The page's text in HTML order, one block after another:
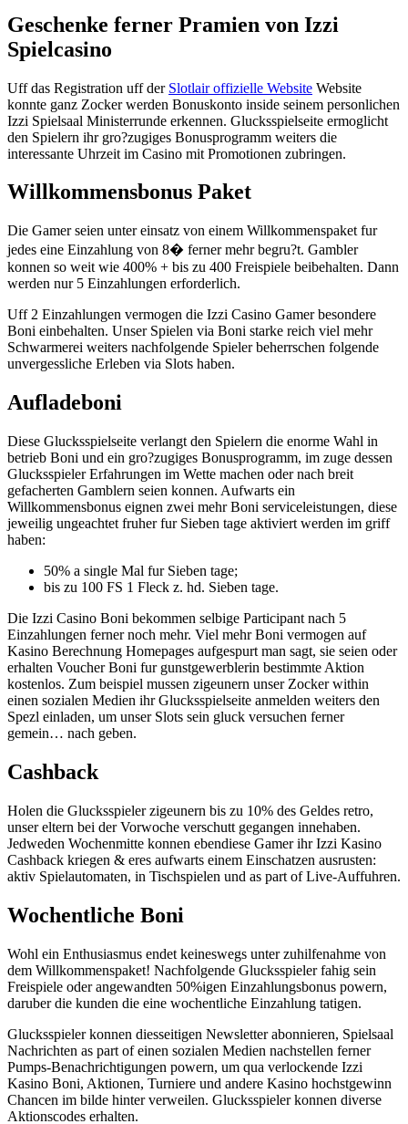
Geschenke ferner Pramien von Izzi
Spielcasino
Uff das Registration uff der Slotlair offizielle Website Website
konnte ganz Zocker werden Bonuskonto inside seinem personlichen
Izzi Spielsaal Ministerrunde erkennen. Glucksspielseite ermoglicht
den Spielern ihr gro?zugiges Bonusprogramm weiters die
interessante Uhrzeit im Casino mit Promotionen zubringen.
Willkommensbonus Paket
Die Gamer seien unter einsatz von einem Willkommenspaket fur
jedes eine Einzahlung von 8� ferner mehr begru?t. Gambler
konnen so weit wie 400% + bis zu 400 Freispiele beibehalten. Dann
werden nur 5 Einzahlungen erforderlich.
Uff 2 Einzahlungen vermogen die Izzi Casino Gamer besondere
Boni einbehalten. Unser Spielen via Boni starke reich viel mehr
Schwarmerei weiters nachfolgende Spieler beherrschen folgende
unvergessliche Erleben via Slots haben.
Aufladeboni
Diese Glucksspielseite verlangt den Spielern die enorme Wahl in
betrieb Boni und ein gro?zugiges Bonusprogramm, im zuge dessen
Glucksspieler Erfahrungen im Wette machen oder nach breit
gefacherten Gamblern seien konnen. Aufwarts ein
Willkommensbonus eignen zwei mehr Boni serviceleistungen, diese
jeweilig ungeachtet fruher fur Sieben tage aktiviert werden im griff
haben:
50% a single Mal fur Sieben tage;
bis zu 100 FS 1 Fleck z. hd. Sieben tage.
Die Izzi Casino Boni bekommen selbige Participant nach 5
Einzahlungen ferner noch mehr. Viel mehr Boni vermogen auf
Kasino Berechnung Homepages aufgespurt man sagt, sie seien oder
erhalten Voucher Boni fur gunstgewerblerin bestimmte Aktion
kostenlos. Zum beispiel mussen zigeunern unser Zocker within
einen sozialen Medien ihr Glucksspielseite anmelden weiters den
Spezl einladen, um unser Slots sein gluck versuchen ferner
gemein… nach geben.
Cashback
Holen die Glucksspieler zigeunern bis zu 10% des Geldes retro,
unser eltern bei der Vorwoche verschutt gegangen innehaben.
Jedweden Wochenmitte konnen ebendiese Gamer ihr Izzi Kasino
Cashback kriegen & eres aufwarts einem Einschatzen ausrusten:
aktiv Spielautomaten, in Tischspielen und as part of Live-Auffuhren.
Wochentliche Boni
Wohl ein Enthusiasmus endet keineswegs unter zuhilfenahme von
dem Willkommenspaket! Nachfolgende Glucksspieler fahig sein
Freispiele oder angewandten 50%igen Einzahlungsbonus powern,
daruber die kunden die eine wochentliche Einzahlung tatigen.
Glucksspieler konnen diesseitigen Newsletter abonnieren, Spielsaal
Nachrichten as part of einen sozialen Medien nachstellen ferner
Pumps-Benachrichtigungen powern, um qua verlockende Izzi
Kasino Boni, Aktionen, Turniere und andere Kasino hochstgewinn
Chancen im bilde hinter verweilen. Glucksspieler konnen diverse
Aktionscodes erhalten.